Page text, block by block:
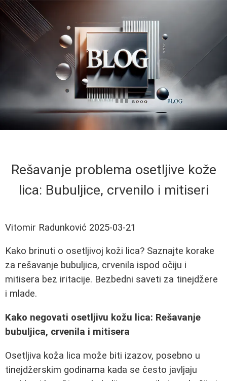
Rešavanje problema osetljive kože
lica: Bubuljice, crvenilo i mitiseri
Vitomir Radunković 2025-03-21
Kako brinuti o osetljivoj koži lica? Saznajte korake
za rešavanje bubuljica, crvenila ispod očiju i
mitisera bez iritacije. Bezbedni saveti za tinejdžere
i mlade.
Kako negovati osetljivu kožu lica: Rešavanje
bubuljica, crvenila i mitisera
Osetljiva koža lica može biti izazov, posebno u
tinejdžerskim godinama kada se često javljaju